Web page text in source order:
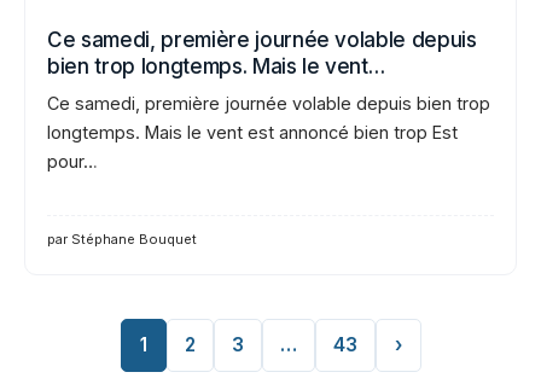
Ce samedi, première journée volable depuis
bien trop longtemps. Mais le vent…
Ce samedi, première journée volable depuis bien trop
longtemps. Mais le vent est annoncé bien trop Est
pour…
par Stéphane Bouquet
1 2 3 … 43 ›